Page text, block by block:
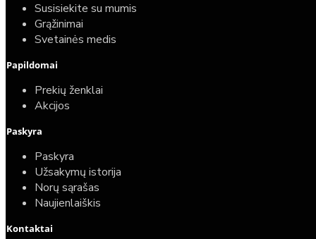
Susisiekite su mumis
Grąžinimai
Svetainės medis
Papildomai
Prekių ženklai
Akcijos
Paskyra
Paskyra
Užsakymų istorija
Norų sąrašas
Naujienlaiškis
Kontaktai